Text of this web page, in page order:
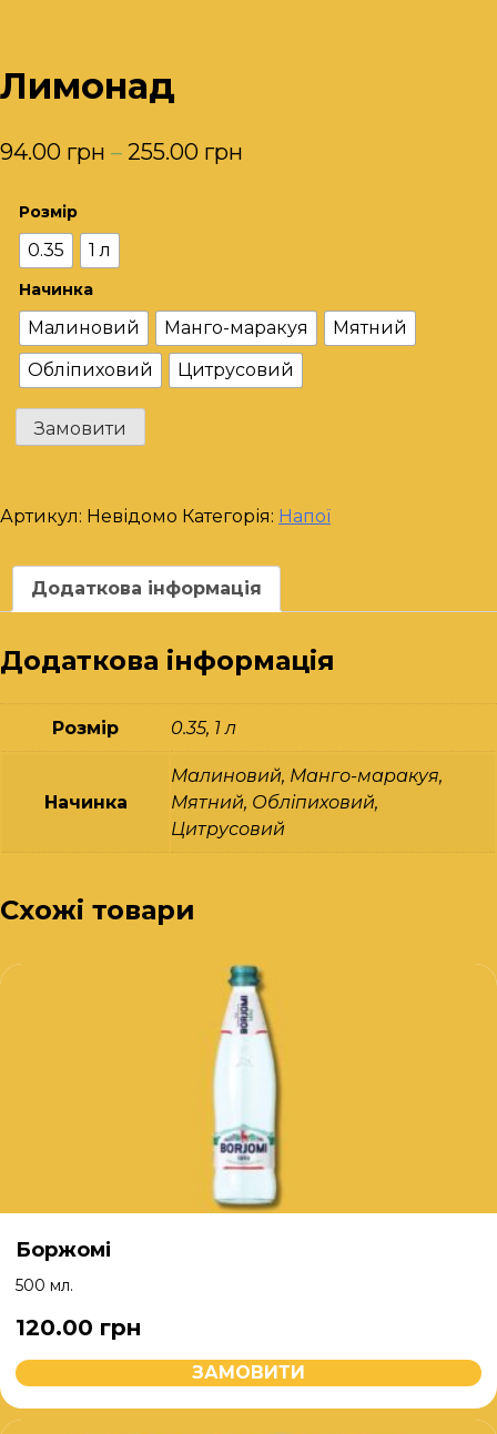
Лимонад
94.00 грн – 255.00 грн
Розмір
0.35 1 л
Начинка
Малиновий Манго-маракуя
Мятний
Обліпиховий
Цитрусовий
Лимонад
кількість
Замовити
Артикул: Невідомо Категорія: Напої
Додаткова інформація
Додаткова інформація
Розмір 0.35, 1 л
Начинка
Малиновий, Манго-маракуя,
Мятний, Обліпиховий,
Цитрусовий
Схожі товари
Боржомі
500 мл.
120.00 грн
ЗАМОВИТИ